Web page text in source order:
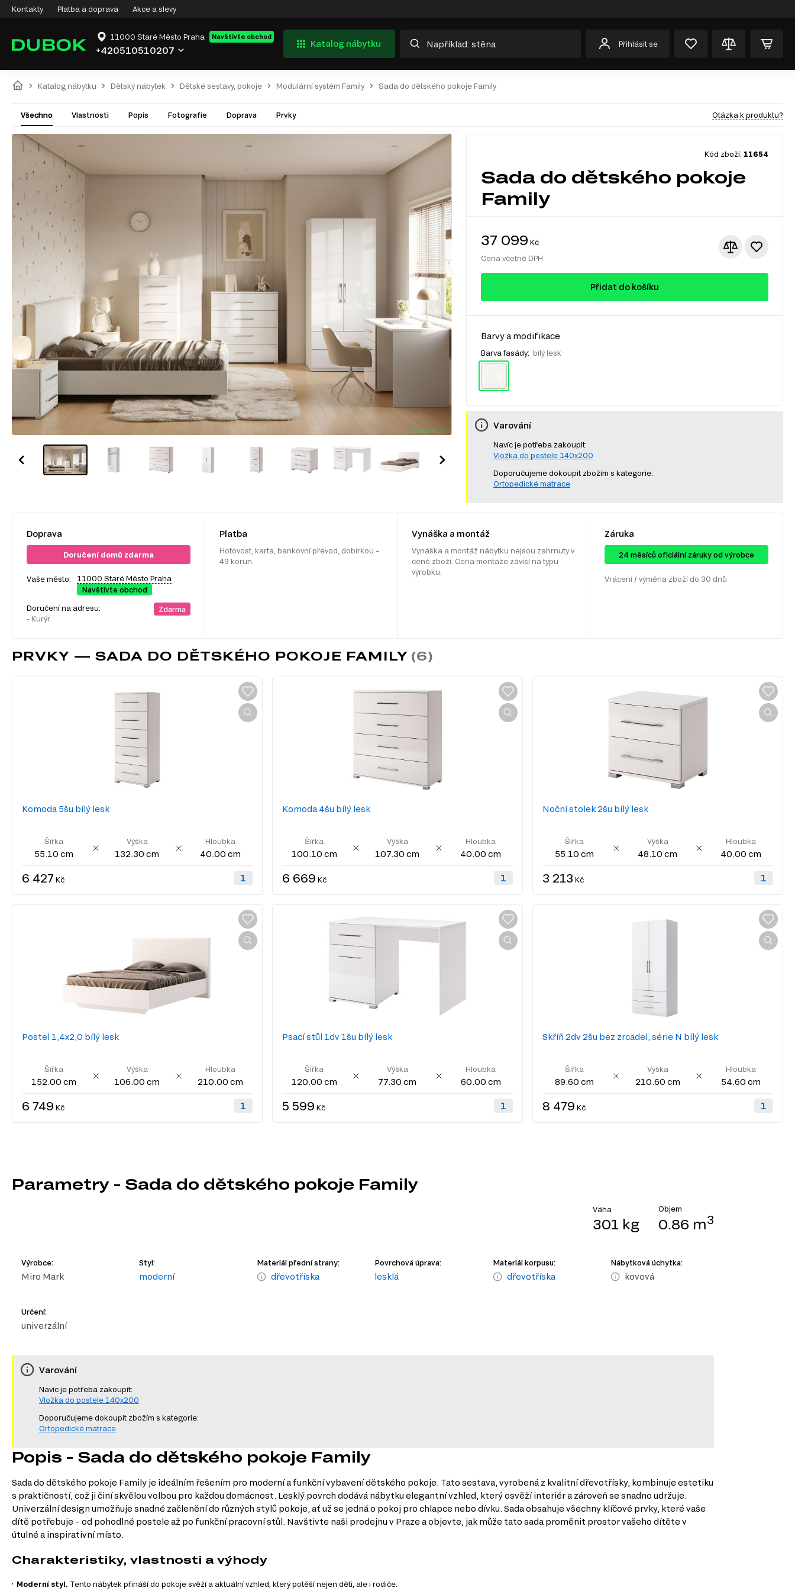
Kontakty Platba a doprava Akce a slevy
11000 Staré Město Praha Navštivte obchod
+420510510207
Katalog nábytku Přihlásit se
Katalog nábytku Dětský nábytek Dětské sestavy, pokoje Modulární systém Family Sada do dětského pokoje Family
Všechno Vlastnosti Popis Fotografie Doprava Prvky Otázka k produktu?
Kód zboží: 11654
Sada do dětského pokoje
Family
37 099 Kč
Cena včetně DPH
Přidat do košíku
Barvy a modifikace
Barva fasády: bílý lesk
Varování
Navíc je potřeba zakoupit:
Vložka do postele 140x200
Doporučujeme dokoupit zbožím s kategorie:
Ortopedické matrace
Doprava
Doručení domů zdarma
Vaše město:
11000 Staré Město Praha
Navštivte obchod
Doručení na adresu:
- Kurýr
Zdarma
Platba
Hotovost, karta, bankovní převod, dobírkou –
49 korun.
Vynáška a montáž
Vynáška a montáž nábytku nejsou zahrnuty v
ceně zboží. Cena montáže závisí na typu
výrobku.
Záruka
24 ​​​​měsíců oficiální záruky od výrobce
Vrácení / výměna zboží do 30 dnů
PRVKY — SADA DO DĚTSKÉHO POKOJE FAMILY
Komoda 5šu bílý lesk
Šířka
55.10 cm
Výška
132.30 cm
Hloubka
40.00 cm
6 427 Kč
Komoda 4šu bílý lesk
Šířka
100.10 cm
Výška
107.30 cm
Hloubka
40.00 cm
6 669 Kč
Noční stolek 2šu bílý lesk
Šířka
55.10 cm
Výška
48.10 cm
Hloubka
40.00 cm
3 213 Kč
Postel 1,4x2,0 bílý lesk
Šířka
152.00 cm
Výška
106.00 cm
Hloubka
210.00 cm
6 749 Kč
Psací stůl 1dv 1šu bílý lesk
Šířka
120.00 cm
Výška
77.30 cm
Hloubka
60.00 cm
5 599 Kč
Skříň 2dv 2šu bez zrcadel, série N bílý lesk
Šířka
89.60 cm
Výška
210.60 cm
Hloubka
54.60 cm
8 479 Kč
Parametry - Sada do dětského pokoje Family
Váha
301 kg
Objem
0.86 m3
Výrobce:
Miro Mark
Styl:
moderní
Materiál přední strany:
dřevotříska
Povrchová úprava:
lesklá
Materiál korpusu:
dřevotříska
Nábytková úchytka:
kovová
Určení:
univerzální
Varování
Navíc je potřeba zakoupit:
Vložka do postele 140x200
Doporučujeme dokoupit zbožím s kategorie:
Ortopedické matrace
Popis - Sada do dětského pokoje Family
Sada do dětského pokoje Family je ideálním řešením pro moderní a funkční vybavení dětského pokoje. Tato sestava, vyrobená z kvalitní dřevotřísky, kombinuje estetiku
s praktičností, což ji činí skvělou volbou pro každou domácnost. Lesklý povrch dodává nábytku elegantní vzhled, který osvěží interiér a zároveň se snadno udržuje.
Univerzální design umožňuje snadné začlenění do různých stylů pokoje, ať už se jedná o pokoj pro chlapce nebo dívku. Sada obsahuje všechny klíčové prvky, které vaše
dítě potřebuje – od pohodlné postele až po funkční pracovní stůl. Navštivte naši prodejnu v Praze a objevte, jak může tato sada proměnit prostor vašeho dítěte v
útulné a inspirativní místo.
Charakteristiky, vlastnosti a výhody
Moderní styl. Tento nábytek přináší do pokoje svěží a aktuální vzhled, který potěší nejen děti, ale i rodiče.